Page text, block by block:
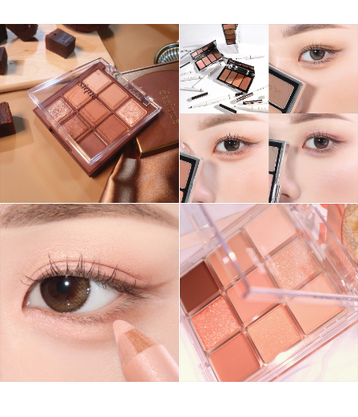
그녀는 예뻤다
몸도 마음도 모두 예뻐지기 위한 그녀의 영혼을 갈아만든
블로그
구독하기
구독하기 카카오톡 라인
카카오스토리 밴드 네이버 블로그